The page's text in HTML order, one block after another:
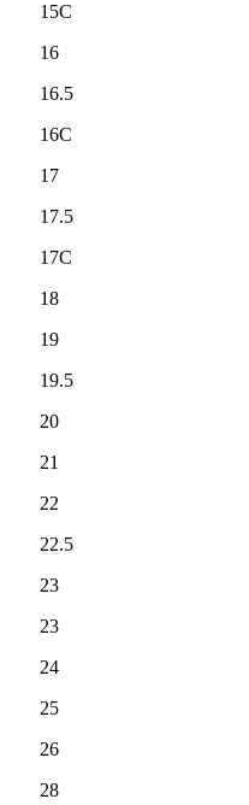
15C
16
16.5
16C
17
17.5
17C
18
19
19.5
20
21
22
22.5
23
23
24
25
26
28